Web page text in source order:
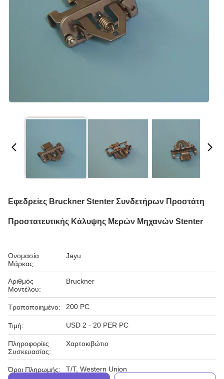
Εφεδρείες Bruckner Stenter Συνδετήρων Προστάτη
Προστατευτικής Κάλυψης Μερών Μηχανών Stenter
Ονομασία
Μάρκας:
Jayu
Αριθμός
Μοντέλου:
Bruckner
Τροποποιημένο: 200 PC
Τιμή: USD 2 - 20 PER PC
Πληροφορίες
Συσκευασίας:
Χαρτοκιβώτιο
Όροι Πληρωμής:
T/T, Western Union